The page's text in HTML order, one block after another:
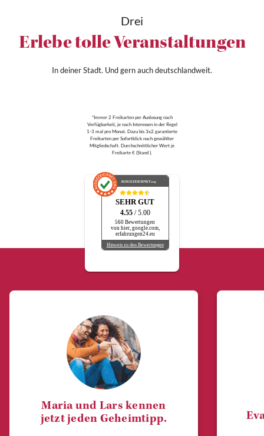
Drei
Erlebe tolle Veranstaltungen
In deiner Stadt. Und gern auch deutschlandweit.
*Immer 2 Freikarten per Auslosung nach
Verfügbarkeit, je nach Interessen in der Regel
1-3 mal pro Monat. Dazu bis 3x2 garantierte
Freikarten per Sofortklick nach gewählter
Mitgliedschaft. Durchschnittlicher Wert je
Freikarte € (Stand ).
AUSGEZEICHNET.org
SEHR GUT
4.55 / 5.00
560 Bewertungen
von hier, google.com,
erfahrungen24.eu
Hinweis zu den Bewertungen
Maria und Lars kennen
jetzt jeden Geheimtipp.